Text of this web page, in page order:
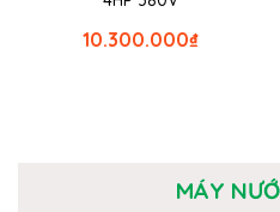
₫
10.300.000
MÁY